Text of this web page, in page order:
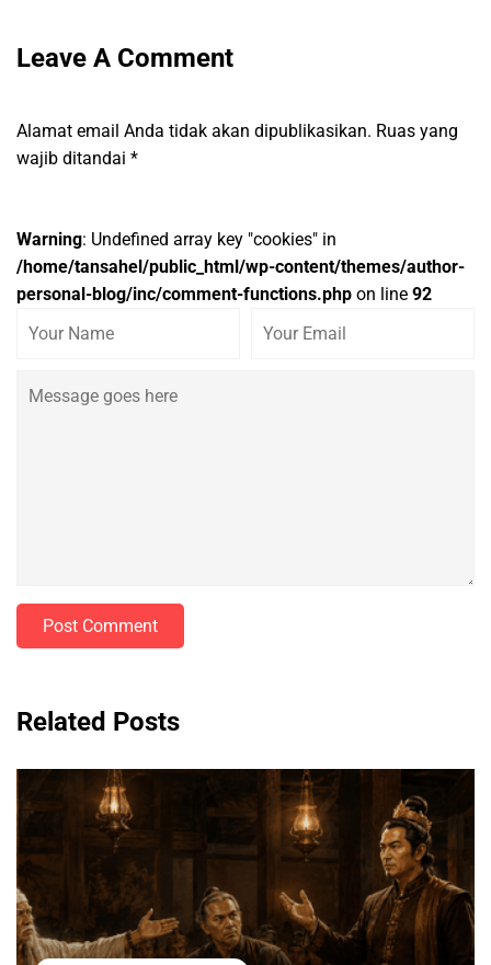
Leave A Comment
Alamat email Anda tidak akan dipublikasikan. Ruas yang
wajib ditandai *
Warning: Undefined array key "cookies" in
/home/tansahel/public_html/wp-content/themes/author-
personal-blog/inc/comment-functions.php on line 92
Post Comment
Related Posts